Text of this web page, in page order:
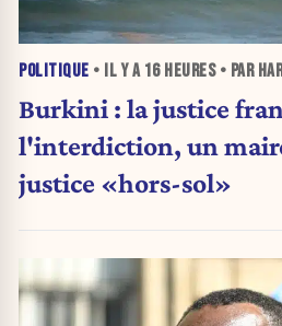
POLITIQUE • IL Y A 16 HEURES• PAR
Burkini : la justice
l'interdiction, un
justice «hors-sol»